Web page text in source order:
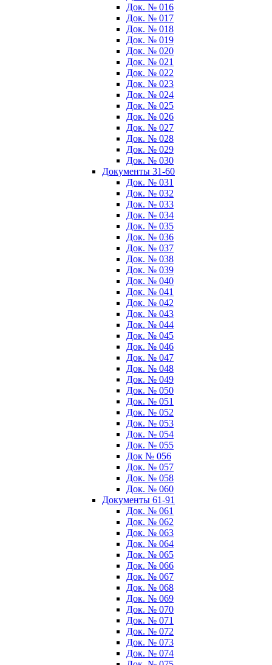
Док. № 016
Док. № 017
Док. № 018
Док. № 019
Док. № 020
Док. № 021
Док. № 022
Док. № 023
Док. № 024
Док. № 025
Док. № 026
Док. № 027
Док. № 028
Док. № 029
Док. № 030
Документы 31-60
Док. № 031
Док. № 032
Док. № 033
Док. № 034
Док. № 035
Док. № 036
Док. № 037
Док. № 038
Док. № 039
Док. № 040
Док. № 041
Док. № 042
Док. № 043
Док. № 044
Док. № 045
Док. № 046
Док. № 047
Док. № 048
Док. № 049
Док. № 050
Док. № 051
Док. № 052
Док. № 053
Док. № 054
Док. № 055
Док № 056
Док. № 057
Док. № 058
Док. № 060
Документы 61-91
Док. № 061
Док. № 062
Док. № 063
Док. № 064
Док. № 065
Док. № 066
Док. № 067
Док. № 068
Док. № 069
Док. № 070
Док. № 071
Док. № 072
Док. № 073
Док. № 074